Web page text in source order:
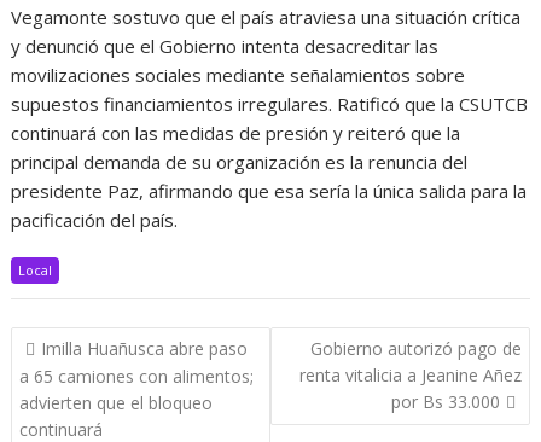
Vegamonte sostuvo que el país atraviesa una situación crítica
y denunció que el Gobierno intenta desacreditar las
movilizaciones sociales mediante señalamientos sobre
supuestos financiamientos irregulares. Ratificó que la CSUTCB
continuará con las medidas de presión y reiteró que la
principal demanda de su organización es la renuncia del
presidente Paz, afirmando que esa sería la única salida para la
pacificación del país.
Local
Navegación
de
entradas
Imilla Huañusca abre paso
a 65 camiones con alimentos;
advierten que el bloqueo
continuará
Gobierno autorizó pago de
renta vitalicia a Jeanine Añez
por Bs 33.000